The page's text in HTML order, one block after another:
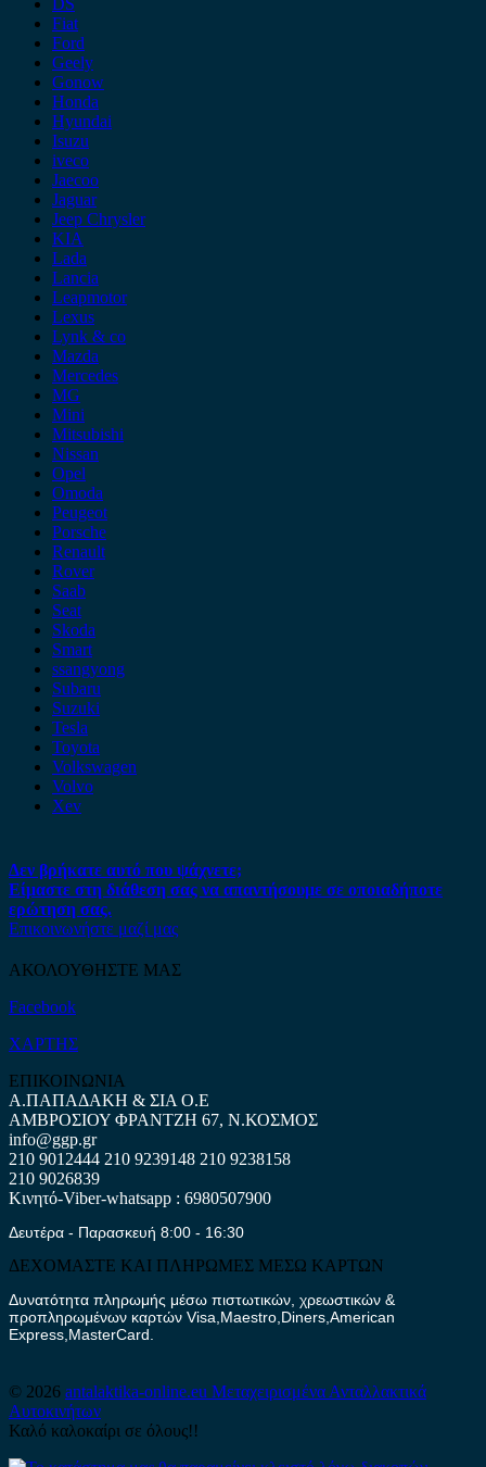
Fiat
Ford
Geely
Gonow
Honda
Hyundai
Isuzu
iveco
Jaecoo
Jaguar
Jeep Chrysler
KIA
Lada
Lancia
Leapmotor
Lexus
Lynk & co
Mazda
Mercedes
MG
Mini
Mitsubishi
Nissan
Opel
Omoda
Peugeot
Porsche
Renault
Rover
Saab
Seat
Skoda
Smart
ssangyong
Subaru
Suzuki
Tesla
Toyota
Volkswagen
Volvo
Xev
Δεν βρήκατε αυτό που ψάχνετε;
Είμαστε στη διάθεση σας να απαντήσουμε σε οποιαδήποτε
ερώτηση σας.
Επικοινωνήστε μαζί μας
ΑΚΟΛΟΥΘΗΣΤΕ ΜΑΣ
Facebook
ΧΑΡΤΗΣ
ΕΠΙΚΟΙΝΩΝΙΑ
Α.ΠΑΠΑΔΑΚΗ & ΣΙΑ Ο.Ε
ΑΜΒΡΟΣΙΟΥ ΦΡΑΝΤΖΗ 67, Ν.ΚΟΣΜΟΣ
info@ggp.gr
210 9012444 210 9239148 210 9238158
210 9026839
Κινητό-Viber-whatsapp : 6980507900
Δευτέρα - Παρασκευή 8:00 - 16:30
ΔΕΧΟΜΑΣΤΕ ΚΑΙ ΠΛΗΡΩΜΕΣ ΜΕΣΩ ΚΑΡΤΩΝ
Δυνατότητα πληρωμής μέσω πιστωτικών, χρεωστικών &
προπληρωμένων καρτών Visa,Maestro,Diners,American
Express,MasterCard.
© 2026 antalaktika-online.eu Μεταχειρισμένα Ανταλλακτικά
Αυτοκινήτων
Καλό καλοκαίρι σε όλους!!